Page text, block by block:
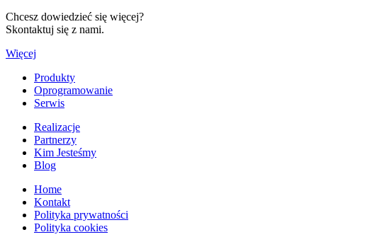
Chcesz dowiedzieć się więcej?
Skontaktuj się z nami.
Więcej
Produkty
Oprogramowanie
Serwis
Realizacje
Partnerzy
Kim Jesteśmy
Blog
Home
Kontakt
Polityka prywatności
Polityka cookies